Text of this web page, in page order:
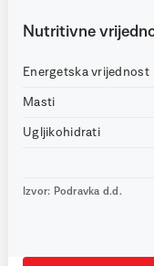
Nutritivne
Energetska vrijednost
Masti
Ugljikohidrati
Izvor: Podravka d.d.